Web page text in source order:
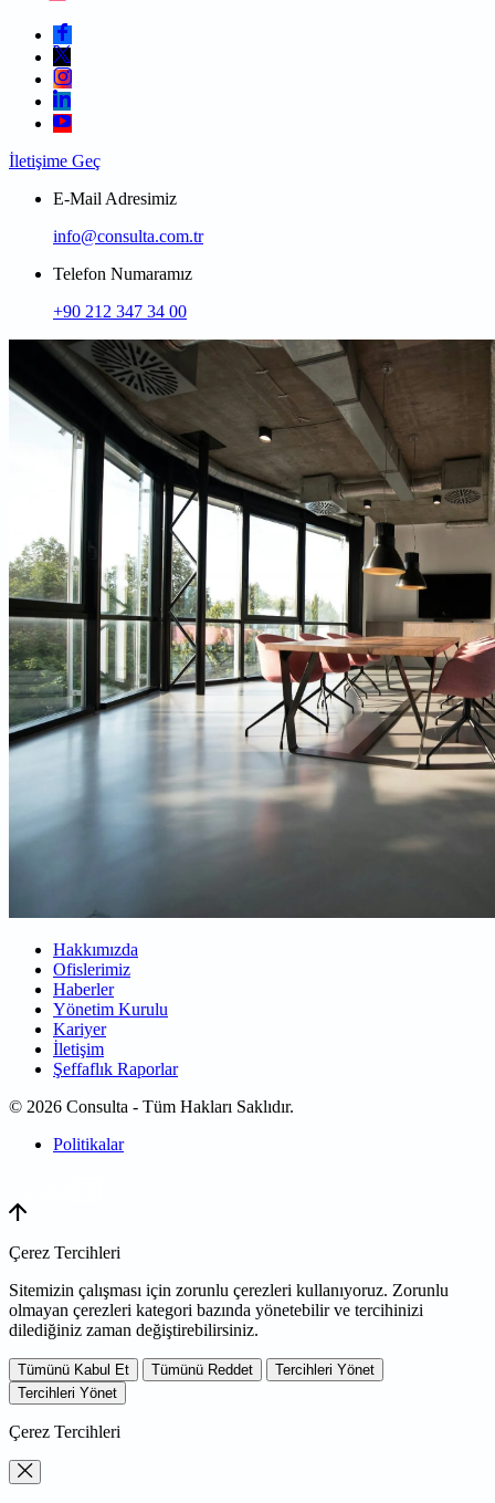
İletişime Geç
E-Mail Adresimiz
info@consulta.com.tr
Telefon Numaramız
+90 212 347 34 00
Hakkımızda
Ofislerimiz
Haberler
Yönetim Kurulu
Kariyer
İletişim
Şeffaflık Raporlar
© 2026 Consulta - Tüm Hakları Saklıdır.
Politikalar
Çerez Tercihleri
Sitemizin çalışması için zorunlu çerezleri kullanıyoruz. Zorunlu
olmayan çerezleri kategori bazında yönetebilir ve tercihinizi
dilediğiniz zaman değiştirebilirsiniz.
Tümünü Kabul Et Tümünü Reddet
Tercihleri Yönet
Tercihleri Yönet
Çerez Tercihleri